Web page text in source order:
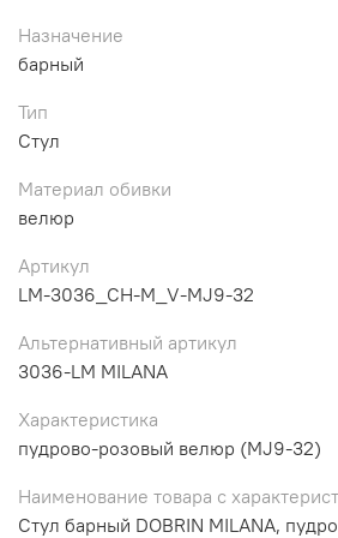
Назначение
барный
Тип
Стул
Материал обивки
велюр
Артикул
LM-3036_CH-M_V-MJ9-32
Альтернативный артикул
3036-LM MILANA
Характеристика
пудрово-розовый велюр (MJ9-32)
Наименование товара с
Стул барный DOBRIN MILANA,